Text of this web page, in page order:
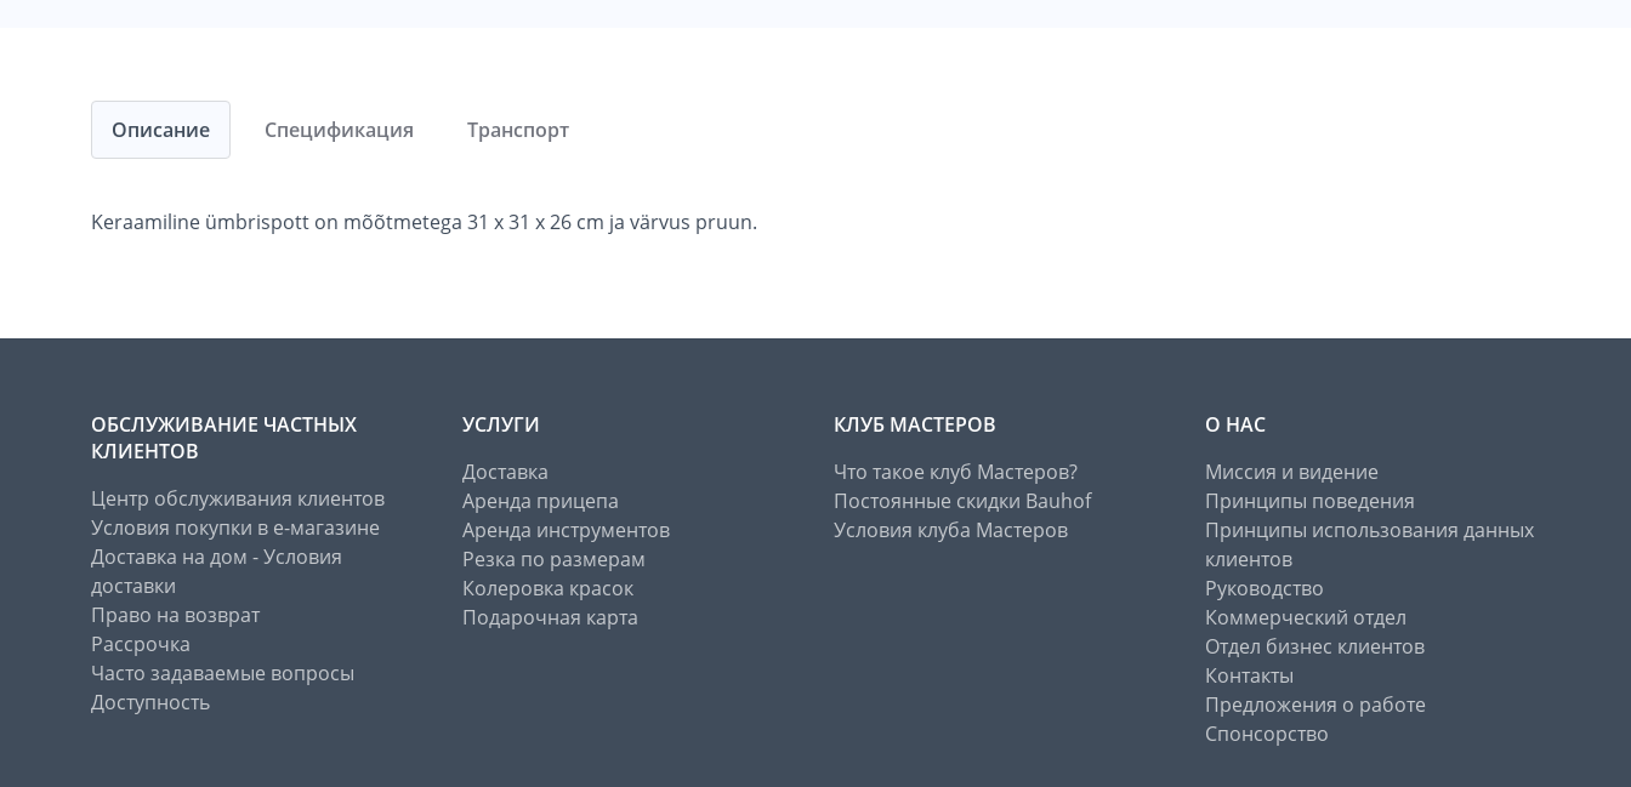
Описание
Keraamiline ümbrispott on mõõtmetega 31 x 31 x 26 cm ja värvus pruun.
Спецификация Транспорт
ОБСЛУЖИВАНИЕ ЧАСТНЫХ
КЛИЕНТОВ
Центр обслуживания клиентов
Условия покупки в е-магазине
Доставка на дом - Условия
доставки
Право на возврат
Рассрочка
Часто задаваемые вопросы
Доступность
УСЛУГИ
Доставка
Аренда прицепа
Аренда инструментов
Резка по размерам
Колеровка красок
Подарочная карта
КЛУБ МАСТЕРОВ
Что такое клуб Мастеров?
Постоянные скидки Bauhof
Условия клуба Мастеров
О НАС
Миссия и видение
Принципы поведения
Принципы использования данных
клиентов
Руководство
Коммерческий отдел
Отдел бизнес клиентов
Контакты
Предложения о работе
Спонсорство